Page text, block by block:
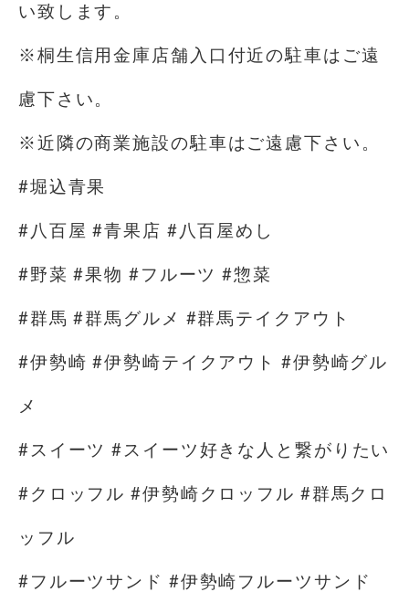
い致します。
※桐生信用金庫店舗入口付近の駐車はご遠
慮下さい。
※近隣の商業施設の駐車はご遠慮下さい。
#堀込青果
#八百屋 #青果店 #八百屋めし
#野菜 #果物 #フルーツ #惣菜
#群馬 #群馬グルメ #群馬テイクアウト
#伊勢崎 #伊勢崎テイクアウト #伊勢崎グル
メ
#スイーツ #スイーツ好きな人と繋がりたい
#クロッフル #伊勢崎クロッフル #群馬クロ
ッフル
#フルーツサンド #伊勢崎フルーツサンド